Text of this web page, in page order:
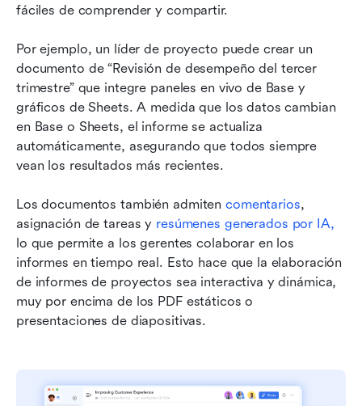
fáciles de comprender y compartir.
Por ejemplo, un líder de proyecto puede crear un
documento de “Revisión de desempeño del tercer
trimestre” que integre paneles en vivo de Base y
gráficos de Sheets. A medida que los datos cambian
en Base o Sheets, el informe se actualiza
automáticamente, asegurando que todos siempre
vean los resultados más recientes.
Los documentos también admiten comentarios,
asignación de tareas y resúmenes generados por IA,
lo que permite a los gerentes colaborar en los
informes en tiempo real. Esto hace que la elaboración
de informes de proyectos sea interactiva y dinámica,
muy por encima de los PDF estáticos o
presentaciones de diapositivas.